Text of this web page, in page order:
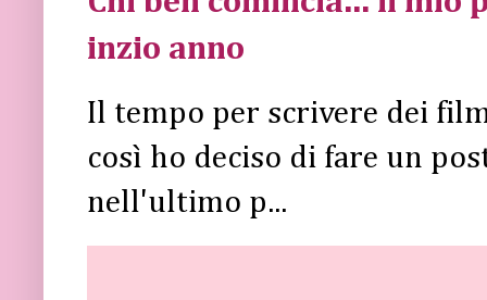
inzio anno
Il tempo per scrivere dei
così ho deciso di fare un
nell'ultimo p...